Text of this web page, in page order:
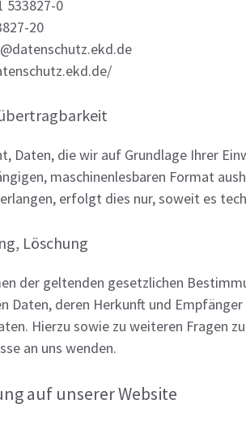
533827-0
20
Daten, die wir auf Grundlage Ihrer
maschinenlesbaren Format
erfolgt dies nur, soweit es
Löschung
der geltenden gesetzlichen
Daten, deren Herkunft und
Hierzu sowie zu weiteren Fragen
an uns wenden.
auf unserer Website